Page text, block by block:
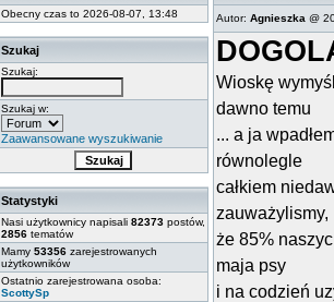
Obecny czas to 2026-08-07, 13:48
Szukaj
Szukaj:
Szukaj w:
Zaawansowane wyszukiwanie
Statystyki
Nasi użytkownicy napisali 82373 postów,
2856 tematów
Mamy 53356 zarejestrowanych
użytkowników
Ostatnio zarejestrowana osoba:
ScottySp
Autor: Agnieszka @
Wioskę
dawno temu
... a ja
równolegle
całkiem
zauważylismy,
że 85%
maja psy
i na codzień